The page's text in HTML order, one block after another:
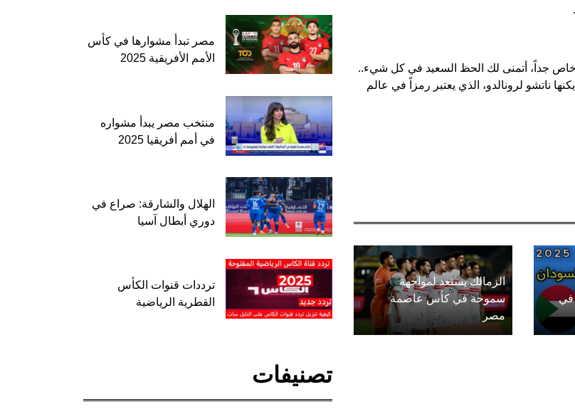
خاص جداً، أتمنى لك الحظ السعيد في كل شيء..
ناتشو لرونالدو، الذي يعتبر رمزاً في عالم
في
الزمالك يستعد لمواجهة
سموحة في كأس عاصمة
مصر
مصر تبدأ مشوارها في كأس
الأمم الأفريقية 2025
منتخب مصر يبدأ مشواره
في أمم أفريقيا 2025
الهلال والشارقة: صراع في
دوري أبطال آسيا
ترددات قنوات الكأس
القطرية الرياضية
تصنيفات